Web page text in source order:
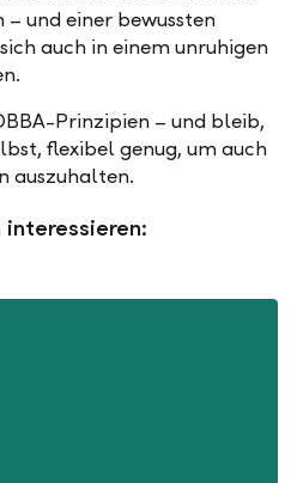
– und einer bewussten
auch in einem unruhigen
Prinzipien – und bleib,
flexibel genug, um auch
auszuhalten.
interessieren: